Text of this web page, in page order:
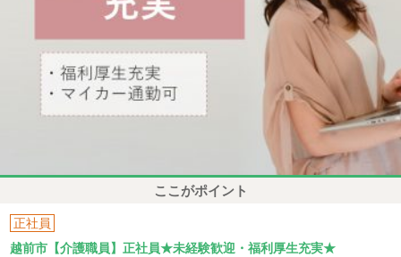
ここがポイント
正社員
越前市【介護職員】正社員★未経験歓迎・福利厚生充実★